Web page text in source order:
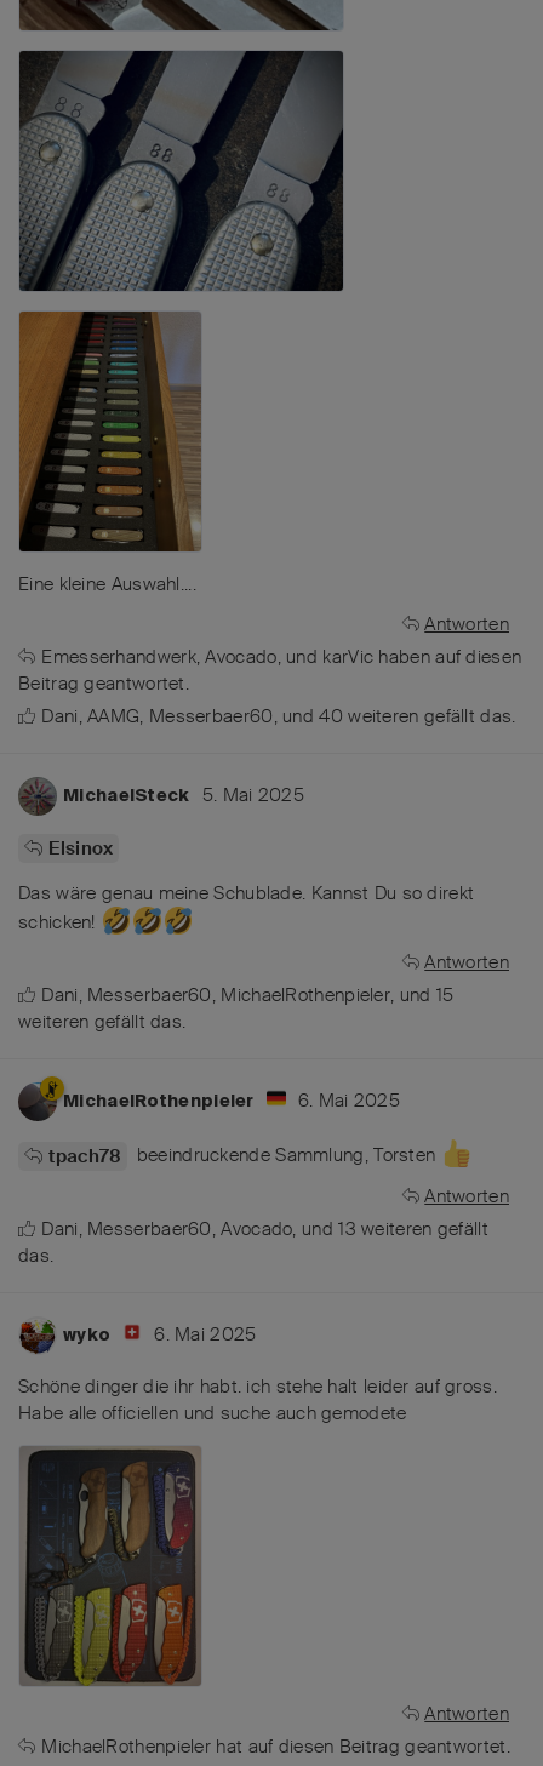
Eine kleine Auswahl....
Antworten
Emesserhandwerk,Avocado, und karVic habenauf diesen
Beitrag geantwortet.
Dani,AAMG, Messerbaer60, und40 weiteren gefällt das.
MichaelSteck 5. Mai 2025
Elsinox
Das wäre genau meine Schublade. Kannst Du so direkt
schicken!
Antworten
Dani, Messerbaer60, MichaelRothenpieler, und 15
weiteren gefällt das.
MichaelRothenpieler 6. Mai 2025
tpach78
beeindruckende Sammlung, Torsten
Antworten
Dani, Messerbaer60,Avocado, und13 weiteren gefällt
das.
wyko 6. Mai 2025
Schöne dinger die ihr habt. ich stehe halt leider auf gross.
Habe alle officiellen und suche auch gemodete
Antworten
MichaelRothenpieler hat auf diesen Beitrag geantwortet.